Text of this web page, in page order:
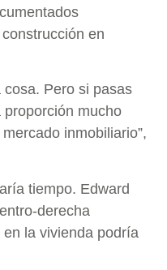
en
cosa. Pero si pasas
mucho
inmobiliario”,
tiempo. Edward
derecha
la vivienda podría